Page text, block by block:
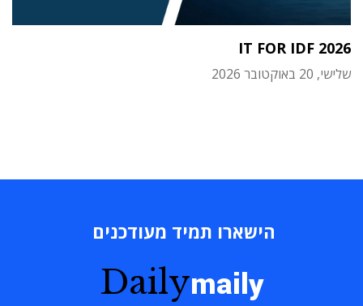
IT FOR IDF 2026
שלישי, 20 באוקטובר 2026
הישארו תמיד מעודכנים
Dailymaily